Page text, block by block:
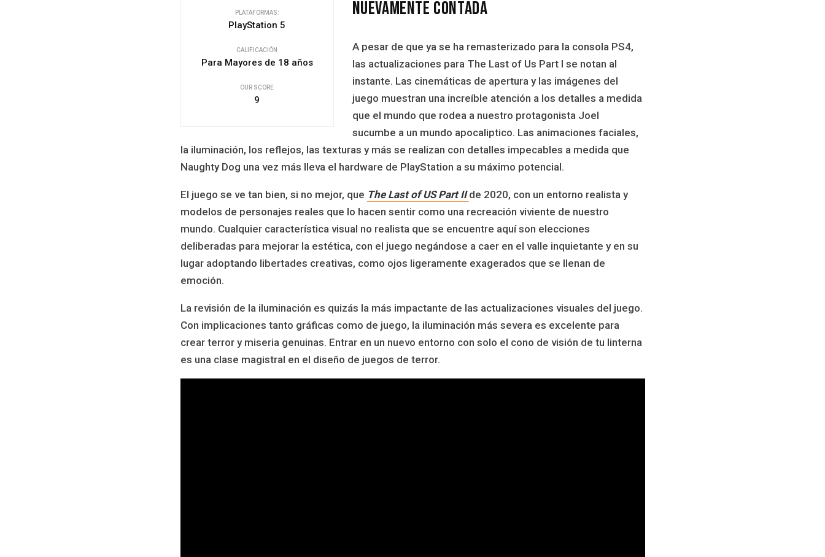
PLATAFORMAS:
PlayStation 5
CALIFICACIÓN
Para Mayores de 18 años
OUR SCORE
9
Nuevamente Contada
A pesar de que ya se ha remasterizado para la consola PS4,
las actualizaciones para The Last of Us Part I se notan al
instante. Las cinemáticas de apertura y las imágenes del
juego muestran una increíble atención a los detalles a medida
que el mundo que rodea a nuestro protagonista Joel
sucumbe a un mundo apocaliptico. Las animaciones faciales,
la iluminación, los reflejos, las texturas y más se realizan con detalles impecables a medida que
Naughty Dog una vez más lleva el hardware de PlayStation a su máximo potencial.
El juego se ve tan bien, si no mejor, que The Last of US Part IIde 2020, con un entorno realista y
modelos de personajes reales que lo hacen sentir como una recreación viviente de nuestro
mundo. Cualquier característica visual no realista que se encuentre aquí son elecciones
deliberadas para mejorar la estética, con el juego negándose a caer en el valle inquietante y en su
lugar adoptando libertades creativas, como ojos ligeramente exagerados que se llenan de
emoción.
La revisión de la iluminación es quizás la más impactante de las actualizaciones visuales del juego.
Con implicaciones tanto gráficas como de juego, la iluminación más severa es excelente para
crear terror y miseria genuinas. Entrar en un nuevo entorno con solo el cono de visión de tu linterna
es una clase magistral en el diseño de juegos de terror.